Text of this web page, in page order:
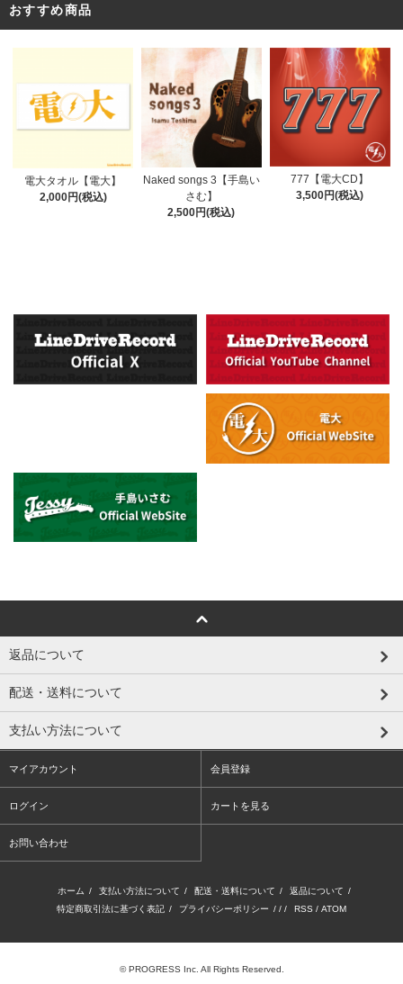
おすすめ商品
電大タオル【電大】
2,000円(税込)
Naked songs 3【手島い
さむ】
2,500円(税込)
777【電大CD】
3,500円(税込)
返品について
配送・送料について
支払い方法について
マイアカウント 会員登録
ログイン カートを見る
お問い合わせ
ホーム / 支払い方法について / 配送・送料について / 返品について /
特定商取引法に基づく表記 / プライバシーポリシー / / / RSS / ATOM
© PROGRESS Inc. All Rights Reserved.